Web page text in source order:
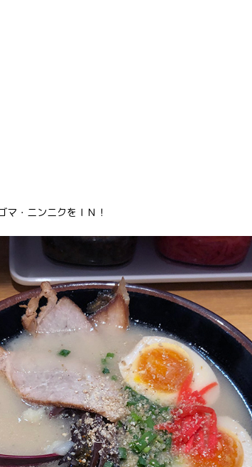
・ニンニクをＩＮ！